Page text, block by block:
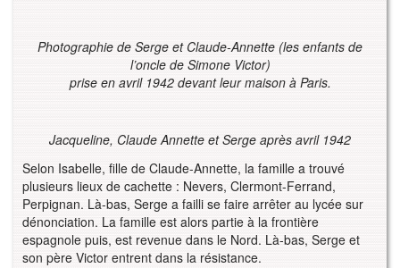
Photographie de Serge et Claude-Annette (les enfants de
l’oncle de Simone Victor)
prise en avril 1942 devant leur maison à Paris.
Jacqueline, Claude Annette et Serge après avril 1942
Selon Isabelle, fille de Claude-Annette, la famille a trouvé
plusieurs lieux de cachette : Nevers, Clermont-Ferrand,
Perpignan. Là-bas, Serge a failli se faire arrêter au lycée sur
dénonciation. La famille est alors partie à la frontière
espagnole puis, est revenue dans le Nord. Là-bas, Serge et
son père Victor entrent dans la résistance.